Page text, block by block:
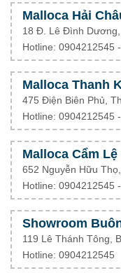
Malloca Hải
18 Đ. Lê Đình
Hotline: 0904212545
Malloca Thanh
475 Điện Biên Phủ,
Hotline: 0904212545
Malloca Cẩm
652 Nguyễn Hữu
Hotline: 0904212545
Showroom
119 Lê Thánh Tông,
Hotline: 0904212545